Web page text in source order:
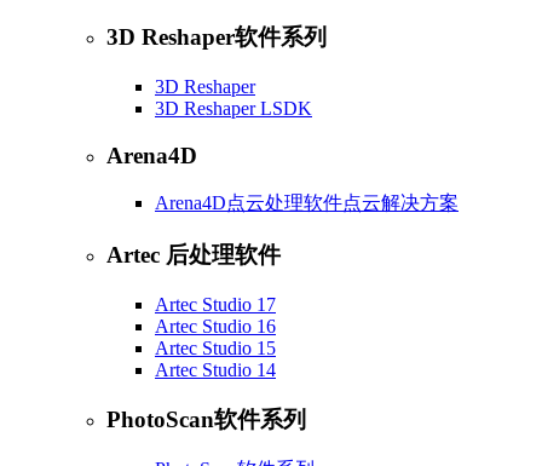
3D Reshaper软件系列
3D Reshaper
3D Reshaper LSDK
Arena4D
Arena4D点云处理软件点云解决方案
Artec 后处理软件
Artec Studio 17
Artec Studio 16
Artec Studio 15
Artec Studio 14
PhotoScan软件系列